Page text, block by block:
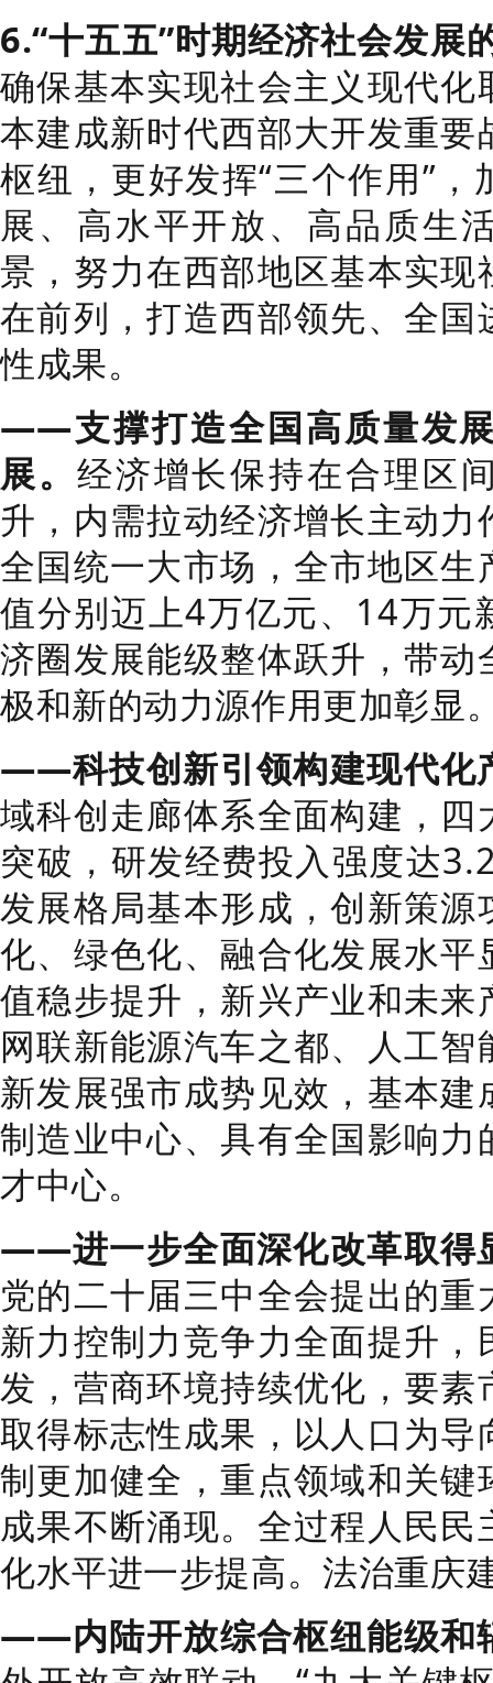
6.“十五五”时期经济社会发展
确保基本实现社会主义现代
本建成新时代西部大开发重
枢纽，更好发挥“三个作用”
展、高水平开放、高品质生
景，努力在西部地区基本实
在前列，打造西部领先、全
性成果。
——支撑打造全国高质量发
展。 经济增长保持在合理区
升，内需拉动经济增长主动
全国统一大市场，全市地区
值分别迈上4万亿元、14万元
济圈发展能级整体跃升，带
极和新的动力源作用更加彰显
——科技创新引领构建现代化
域科创走廊体系全面构建，
突破，研发经费投入强度达
发展格局基本形成，创新策
化、绿色化、融合化发展水
值稳步提升，新兴产业和未
网联新能源汽车之都、人工
新发展强市成势见效，基本
制造业中心、具有全国影响
才中心。
——进一步全面深化改革取得
党的二十届三中全会提出的
新力控制力竞争力全面提升
发，营商环境持续优化，要
取得标志性成果，以人口为
制更加健全，重点领域和关
成果不断涌现。全过程人民
化水平进一步提高。法治重庆
——内陆开放综合枢纽能级和